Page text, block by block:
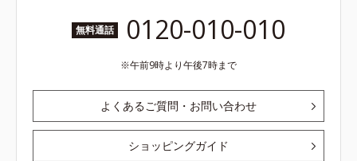
無料通話 0120-010-010
午前9時より午後7時まで
よくあるご質問・お問い合わせ
ショッピングガイド